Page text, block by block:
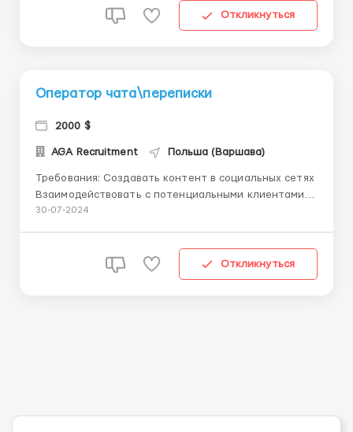
Откликнуться
Оператор чата\переписки
2000 $
AGA Recruitment Польша (Варшава)
Требования: Создавать контент в социальных сетях
Взаимодействовать с потенциальными клиентами в
режиме чата по скриптам компании Уверение
коллектив \ 2-3 кофебрейки и обеденный перерыв
30-07-2024
Откликнуться